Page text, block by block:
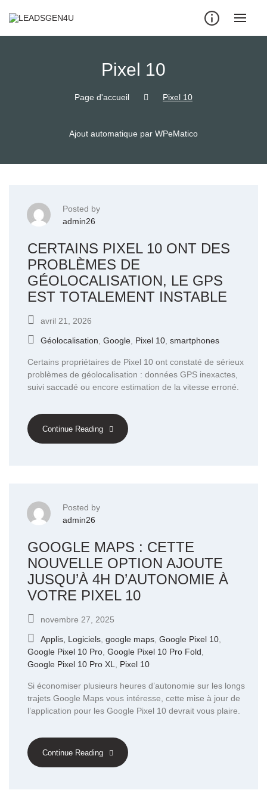
Pixel 10
Page d'accueil Pixel 10
Ajout automatique par WPeMatico
Posted by
admin26
CERTAINS PIXEL 10 ONT DES
PROBLÈMES DE
GÉOLOCALISATION, LE GPS
EST TOTALEMENT INSTABLE
avril 21, 2026
Géolocalisation Google Pixel 10 smartphones
Certains propriétaires de Pixel 10 ont constaté de sérieux
problèmes de géolocalisation : données GPS inexactes,
suivi saccadé ou encore estimation de la vitesse erroné.
Continue Reading
Posted by
admin26
GOOGLE MAPS : CETTE
NOUVELLE OPTION AJOUTE
JUSQU’À 4H D’AUTONOMIE À
VOTRE PIXEL 10
novembre 27, 2025
Applis, Logiciels google maps Google Pixel 10
Google Pixel 10 Pro Google Pixel 10 Pro Fold
Google Pixel 10 Pro XL
Pixel 10
Si économiser plusieurs heures d’autonomie sur les longs
trajets Google Maps vous intéresse, cette mise à jour de
l’application pour les Google Pixel 10 devrait vous plaire.
Continue Reading